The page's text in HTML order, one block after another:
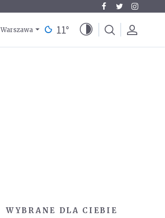
Warszawa 11°
WYBRANE DLA CIEBIE